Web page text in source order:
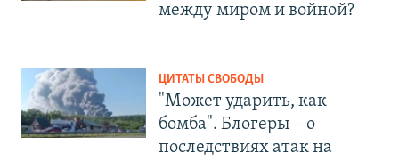
между миром и войной?
ЦИТАТЫ СВОБОДЫ
"Может ударить, как
бомба". Блогеры – о
последствиях атак на